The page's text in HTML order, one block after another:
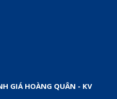
GIÁ HOÀNG QUÂN - KV